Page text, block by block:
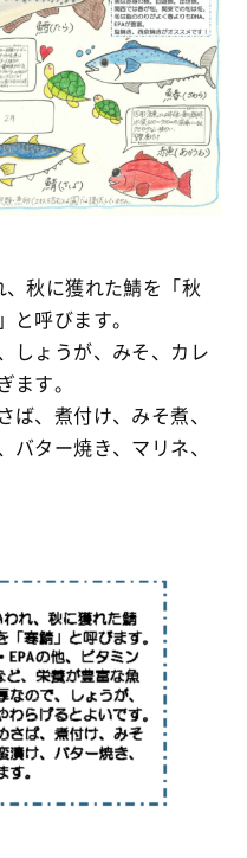
、秋に獲れた鯖を「秋
呼びます。
しょうが、みそ、カレ
す。
、煮付け、みそ煮、
ター焼き、マリネ、